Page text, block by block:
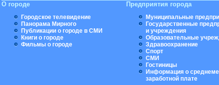
О городе
Городское телевидение
Панорама Мирного
Публикации о городе в СМИ
Книги о городе
Фильмы о городе
Предприятия города
Муниципальные
Государственные
и учреждения
Образовательные
Здравоохранение
Спорт
СМИ
Гостиницы
Информация о
заработной плате